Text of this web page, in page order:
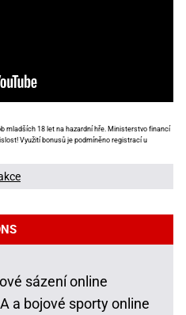
mladších 18 let na hazardní hře. Ministerstvo financí
Využití bonusů je podmíněno registrací u
sázení online
a bojové sporty online